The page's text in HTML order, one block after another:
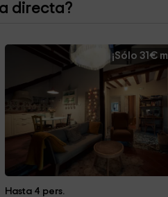
directa?
¡Sólo 31€
Hasta 4 pers.